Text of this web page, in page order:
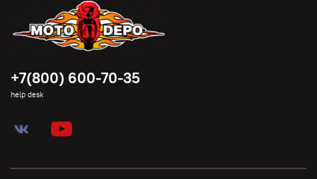
+7(800) 600-70-35
help desk